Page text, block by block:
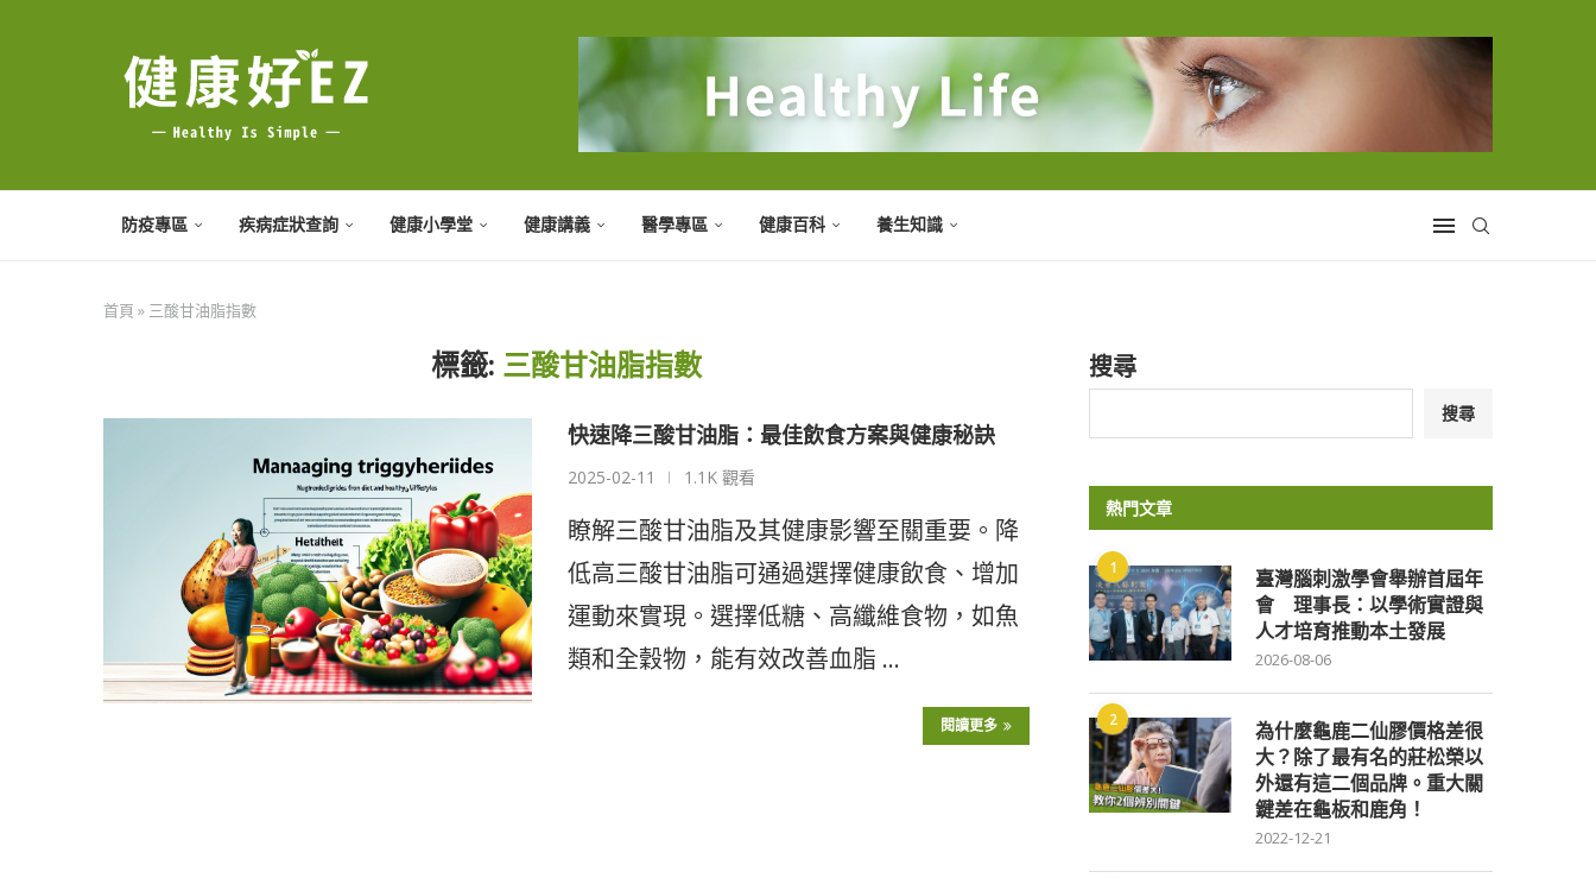
防疫專區 疾病症狀查詢 健康小學堂 健康講義 醫學專區 健康百科 養生知識
首頁 » 三酸甘油脂指數
標籤: 三酸甘油脂指數
快速降三酸甘油脂：最佳飲食方案與健康秘訣
2025-02-11 1.1K 觀看
瞭解三酸甘油脂及其健康影響至關重要。降
低高三酸甘油脂可通過選擇健康飲食、增加
運動來實現。選擇低糖、高纖維食物，如魚
類和全穀物，能有效改善血脂 …
閱讀更多
搜尋
搜尋
熱門文章
1
臺灣腦刺激學會舉辦首屆年
會 理事長：以學術實證與
人才培育推動本土發展
2026-08-06
2
為什麼龜鹿二仙膠價格差很
大？除了最有名的莊松榮以
外還有這二個品牌。重大關
鍵差在龜板和鹿角！
2022-12-21